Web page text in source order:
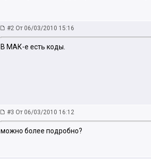
#2 От 06/03/2010 15:16
В МАК-е есть коды.
#3 От 06/03/2010 16:12
можно более подробно?